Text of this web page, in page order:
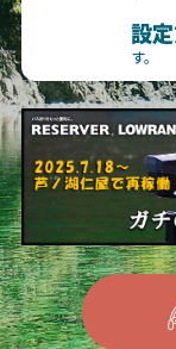
設
す。